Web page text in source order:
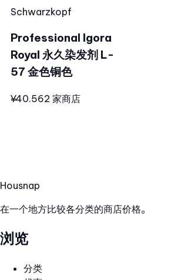
Schwarzkopf
Professional Igora
Royal 永久染发剂 L-
57 金色铜色
¥40.562 家商店
Housnap
在一个地方比较各分类的商店价格。
浏览
分类